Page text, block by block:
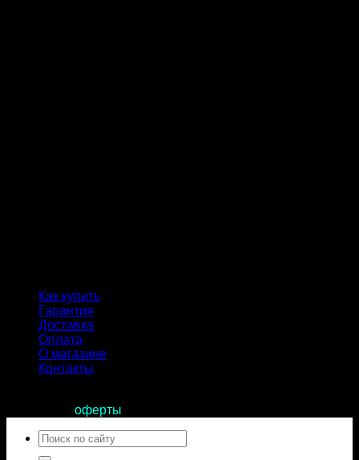
Как купить
Гарантия
Доставка
Оплата
О магазине
Контакты
оферты
Искать: